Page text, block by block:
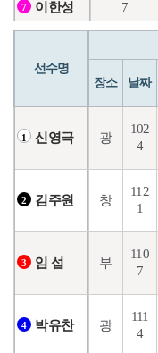
7 이한성 7
선수명
장소 날짜
1 신영극 광
102
4
2 김주원 창
112
1
3 임 섭 부
110
7
4 박유찬 광
111
4